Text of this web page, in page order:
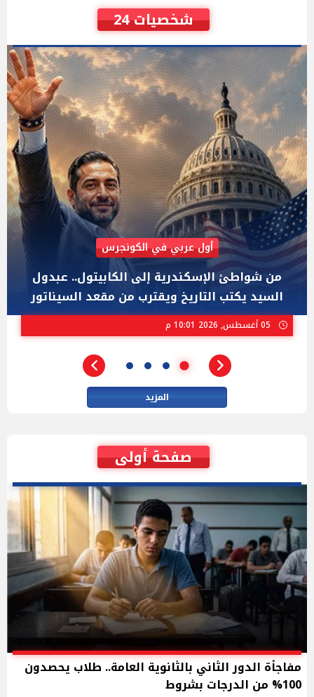
شخصيات 24
AIPAC رصدت 30 مليون دولار لإضعافه
"عبد الرحمن السيد" المصري الذى يواجه "هايلي
ستيفنز" وإيباك الاسرائيلية بإنتخابات ميشيجان
المزيد
صفحة أولى
مفاجأة الدور الثاني بالثانوية العامة.. طلاب يحصدون
100% من الدرجات بشروط